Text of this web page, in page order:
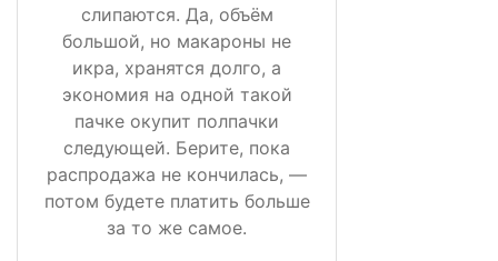
слипаются. Да, объём
большой, но макароны не
икра, хранятся долго, а
экономия на одной такой
пачке окупит полпачки
следующей. Берите, пока
распродажа не кончилась, —
потом будете платить больше
за то же самое.